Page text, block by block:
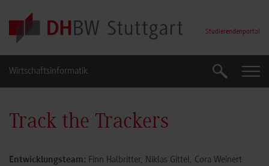
Skip to main content
Studierendenportal
Wirtschaftsinformatik Suche
Track the Trackers
Entwicklungsteam: Finn Halbritter, Niklas Gittel, Cora Weinert